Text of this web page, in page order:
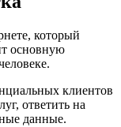
который
основную
клиентов
ответить на
данные.